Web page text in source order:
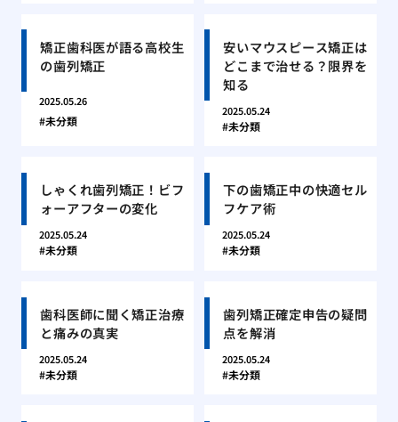
矯正歯科医が語る高校生
の歯列矯正
2025.05.26
未分類
安いマウスピース矯正は
どこまで治せる？限界を
知る
2025.05.24
未分類
しゃくれ歯列矯正！ビフ
ォーアフターの変化
2025.05.24
未分類
下の歯矯正中の快適セル
フケア術
2025.05.24
未分類
歯科医師に聞く矯正治療
と痛みの真実
2025.05.24
未分類
歯列矯正確定申告の疑問
点を解消
2025.05.24
未分類